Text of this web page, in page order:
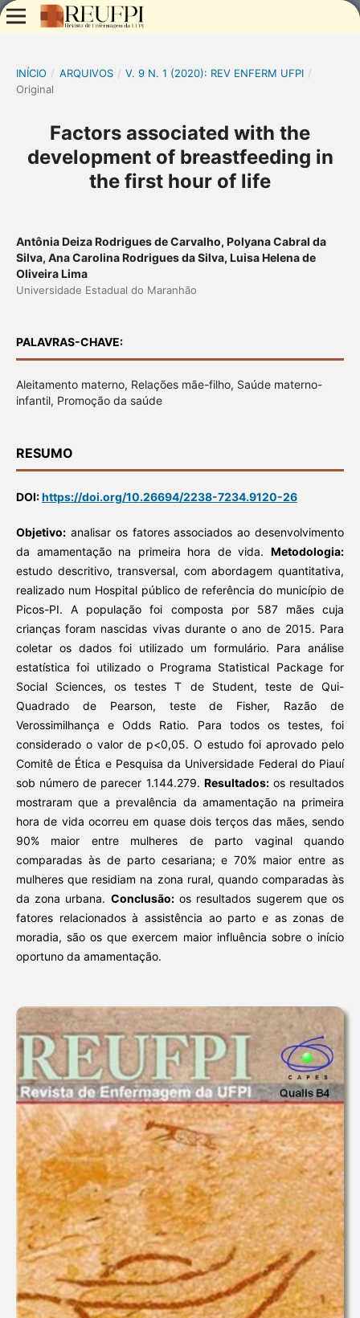
INÍCIO / ARQUIVOS / V. 9 N. 1 (2020): REV ENFERM UFPI /
Original
Factors associated with the
development of breastfeeding in
the first hour of life
Antônia Deiza Rodrigues de Carvalho, Polyana Cabral da
Silva, Ana Carolina Rodrigues da Silva, Luisa Helena de
Oliveira Lima
Universidade Estadual do Maranhão
PALAVRAS-CHAVE:
Aleitamento materno, Relações mãe-filho, Saúde materno-
infantil, Promoção da saúde
RESUMO
DOI:https://doi.org/10.26694/2238-7234.9120-26
Objetivo:analisar os fatores associados ao desenvolvimento
da amamentação na primeira hora de vida.Metodologia:
estudo descritivo, transversal, com abordagem quantitativa,
realizado num Hospital público de referência do município de
Picos-PI. A população foi composta por 587 mães cuja
crianças foram nascidas vivas durante o ano de 2015. Para
coletar os dados foi utilizado um formulário. Para análise
estatística foi utilizado o Programa Statistical Package for
Social Sciences, os testes T de Student, teste de Qui-
Quadrado de Pearson, teste de Fisher, Razão de
Verossimilhança e Odds Ratio. Para todos os testes, foi
considerado o valor de p<0,05. O estudo foi aprovado pelo
Comitê de Ética e Pesquisa da Universidade Federal do Piauí
sob número de parecer 1.144.279. Resultados:os resultados
mostraram que a prevalência da amamentação na primeira
hora de vida ocorreu em quase dois terços das mães, sendo
90% maior entre mulheres de parto vaginal quando
comparadas às de parto cesariana; e 70% maior entre as
mulheres que residiam na zona rural, quando comparadas às
da zona urbana. Conclusão:os resultados sugerem que os
fatores relacionados à assistência ao parto e as zonas de
moradia, são os que exercem maior influência sobre o início
oportuno da amamentação.